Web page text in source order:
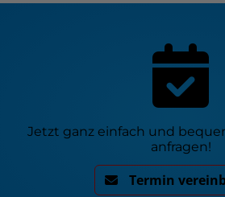
Jetzt ganz einfach und
anfragen!
Termin